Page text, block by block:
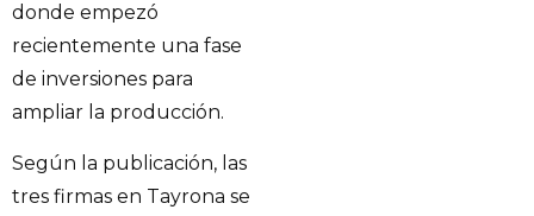
donde empezó
recientemente una fase
de inversiones para
ampliar la producción.
Según la publicación, las
tres firmas en Tayrona se